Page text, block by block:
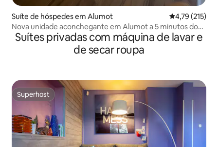
Suíte de hóspedes em Alumot Classificação
4,79 (215)
Nova unidade aconchegante em Alumot a 5 minutos do
Mar da Galileia!
Suítes privadas com máquina de lavar e
de secar roupa
Superhost
Superhost